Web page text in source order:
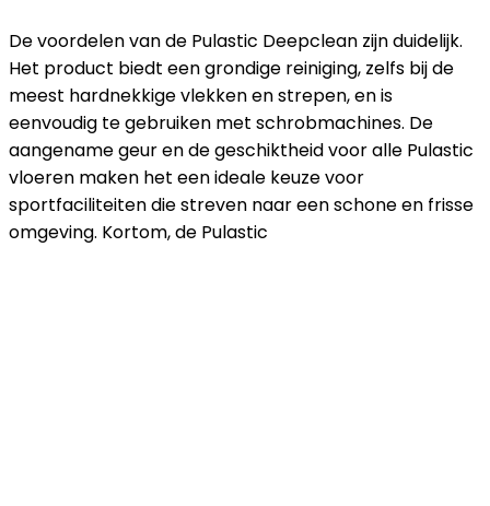
De voordelen van de Pulastic Deepclean zijn duidelijk.
Het product biedt een grondige reiniging, zelfs bij de
meest hardnekkige vlekken en strepen, en is
eenvoudig te gebruiken met schrobmachines. De
aangename geur en de geschiktheid voor alle Pulastic
vloeren maken het een ideale keuze voor
sportfaciliteiten die streven naar een schone en frisse
omgeving. Kortom, de Pulastic